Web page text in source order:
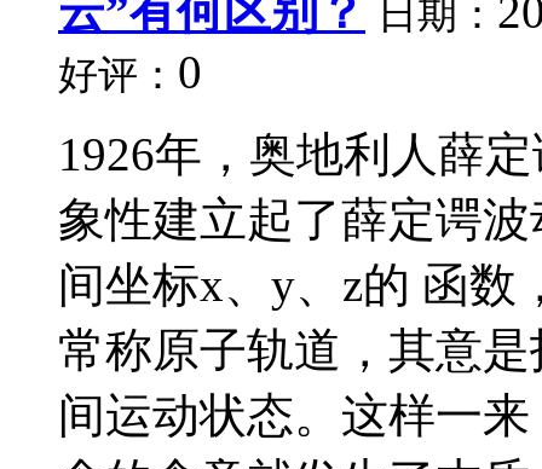
云”有何区别？ 日期：
好评： 0
1926年，奥地利人薛
象性建立起了薛定谔
间坐标x、y、z的 函数
常称原子轨道，其意
间运动状态。这样一